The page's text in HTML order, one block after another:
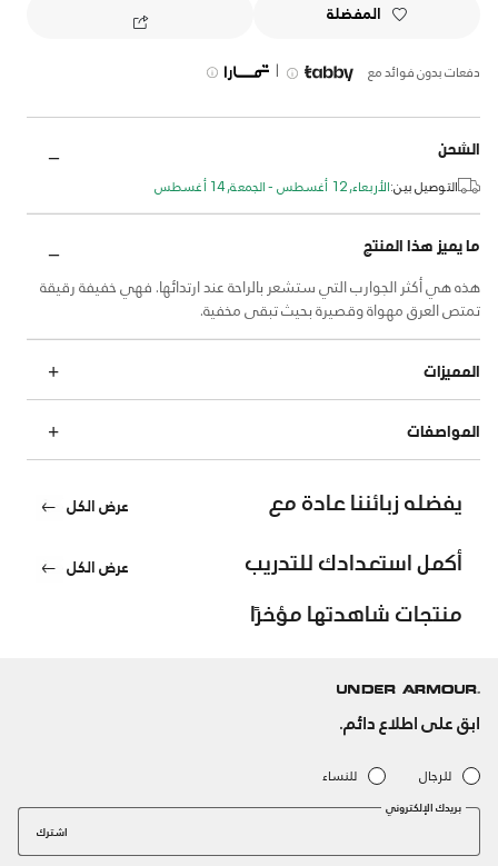
المفضلة
دفعات بدون فوائد مع |
الشحن
التوصيل بين:الأربعاء, 12 أغسطس - الجمعة, 14 أغسطس
ما يميز هذا المنتج
هذه هي أكثر الجوارب التي ستشعر بالراحة عند ارتدائها. فهي خفيفة رقيقة
تمتص العرق مهواة وقصيرة بحيث تبقى مخفية.
المميزات
المواصفات
يفضله زبائننا عادة مع عرض الكل
أكمل استعدادك للتدريب عرض الكل
منتجات شاهدتها مؤخرًا
ابق على اطلاع دائم.
للرجال للنساء
بريدك الإلكتروني
اشترك